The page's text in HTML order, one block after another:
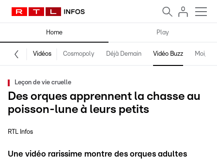
Home Play
Vidéos Cosmopoly Déjà Demain Vidéo Buzz Moi,
Leçon de vie cruelle
Des orques apprennent la chasse au
poisson-lune à leurs petits
RTL Infos
Une vidéo rarissime montre des orques adultes